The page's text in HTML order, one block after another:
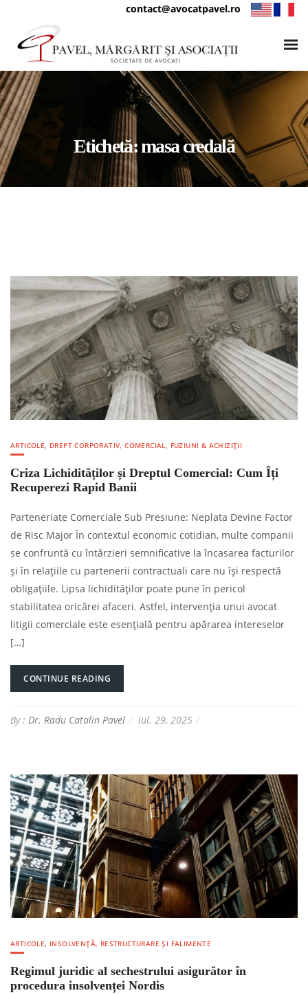
contact@avocatpavel.ro
Etichetă:masa credală
ARTICOLE, DREPT CORPORATIV, COMERCIAL, FUZIUNI & ACHIZIȚII
Criza Lichidităților și Dreptul Comercial: Cum Îți
Recuperezi Rapid Banii
Parteneriate Comerciale Sub Presiune: Neplata Devine Factor
de Risc Major În contextul economic cotidian, multe companii
se confruntă cu întârzieri semnificative la încasarea facturilor
și în relațiile cu partenerii contractuali care nu își respectă
obligațiile. Lipsa lichidităților poate pune în pericol
stabilitatea oricărei afaceri. Astfel, intervenția unui avocat
litigii comerciale este esențială pentru apărarea intereselor
[…]
CONTINUE READING
By : Dr. Radu Catalin Pavel iul. 29, 2025
ARTICOLE, INSOLVENȚĂ, RESTRUCTURARE ȘI FALIMENTE
Regimul juridic al sechestrului asigurător în
procedura insolvenței Nordis